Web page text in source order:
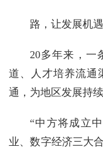
路，让发展机
20多年来，一
道、人才培养流通
通，为地区发展持
“中方将成立
业、数字经济三大